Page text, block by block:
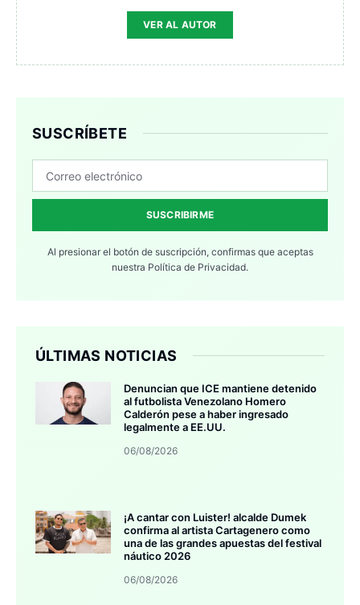
VER AL AUTOR
SUSCRÍBETE
SUSCRIBIRME
Al presionar el botón de suscripción, confirmas que aceptas
nuestra Política de Privacidad.
ÚLTIMAS NOTICIAS
Denuncian que ICE mantiene detenido
al futbolista Venezolano Homero
Calderón pese a haber ingresado
legalmente a EE.UU.
06/08/2026
¡A cantar con Luister! alcalde Dumek
confirma al artista Cartagenero como
una de las grandes apuestas del festival
náutico 2026
06/08/2026